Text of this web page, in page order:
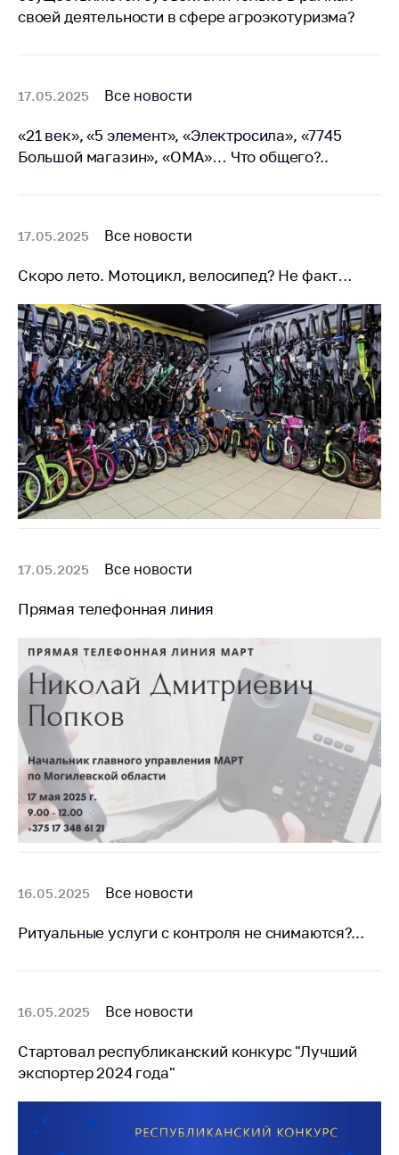
Регулирование и
рекламной
деятельности
Применение мер
регулирования
Биржевая торговля
Выставочная
деятельность в
Республике
Беларусь
Защита
персональных
данных
Новости
Личный прием
линия
Горячая линия
Электронные
обращения
Сообщить о росте
цен на товары
Сообщить о росте
цен на лекарства и
медицинские
Контакты
Адрес и режим
Министра
Пресс-служба
Вышестоящий
государственный
своей деятельности в сфере агроэкотуризма?
17.05.2025 Все новости
«21 век», «5 элемент», «Электросила», «7745
Большой магазин», «ОМА»… Что общего?..
17.05.2025 Все новости
Скоро лето. Мотоцикл, велосипед? Не факт…
17.05.2025 Все новости
Прямая телефонная линия
16.05.2025 Все новости
Ритуальные услуги с контроля не снимаются?...
16.05.2025 Все новости
Стартовал республиканский конкурс "Лучший
экспортер 2024 года"